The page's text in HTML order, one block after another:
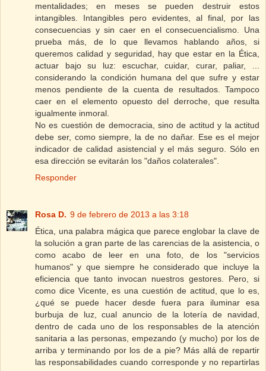
mentalidades; en meses se pueden destruir estos
intangibles. Intangibles pero evidentes, al final, por las
consecuencias y sin caer en el consecuencialismo. Una
prueba más, de lo que llevamos hablando años, si
queremos calidad y seguridad, hay que estar en la Ética,
actuar bajo su luz: escuchar, cuidar, curar, paliar, ...
considerando la condición humana del que sufre y estar
menos pendiente de la cuenta de resultados. Tampoco
caer en el elemento opuesto del derroche, que resulta
igualmente inmoral.
No es cuestión de democracia, sino de actitud y la actitud
debe ser, como siempre, la de no dañar. Ese es el mejor
indicador de calidad asistencial y el más seguro. Sólo en
esa dirección se evitarán los "daños colaterales".
Responder
Rosa D. 9 de febrero de 2013 a las 3:18
Ética, una palabra mágica que parece englobar la clave de
la solución a gran parte de las carencias de la asistencia, o
como acabo de leer en una foto, de los "servicios
humanos" y que siempre he considerado que incluye la
eficiencia que tanto invocan nuestros gestores. Pero, si
como dice Vicente, es una cuestión de actitud, que lo es,
¿qué se puede hacer desde fuera para iluminar esa
burbuja de luz, cual anuncio de la lotería de navidad,
dentro de cada uno de los responsables de la atención
sanitaria a las personas, empezando (y mucho) por los de
arriba y terminando por los de a pie? Más allá de repartir
las responsabilidades cuando corresponde y no repartirlas